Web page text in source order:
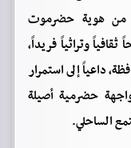
من هوية حضرموت
وتراثياً فريداً،
داعياً إلى استمرار
حضرمية أصيلة
الساحلي.